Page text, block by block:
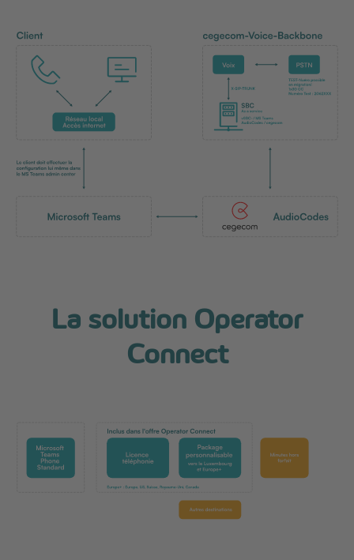
La solution Operator
Connect